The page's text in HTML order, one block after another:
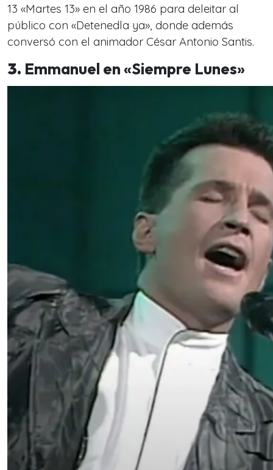
13 «Martes 13» en el año 1986 para deleitar al
público con «Detenedla ya», donde además
conversó con el animador César Antonio Santis.
3. Emmanuel en «Siempre Lunes»